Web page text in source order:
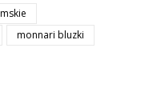
monnari bluzki